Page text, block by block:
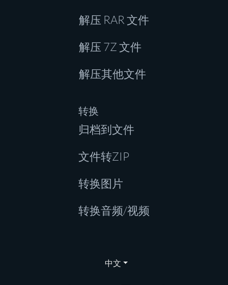
解压 RAR 文件
解压 7Z 文件
解压其他文件
转换
归档到文件
文件转ZIP
转换图片
转换音频/视频
中文